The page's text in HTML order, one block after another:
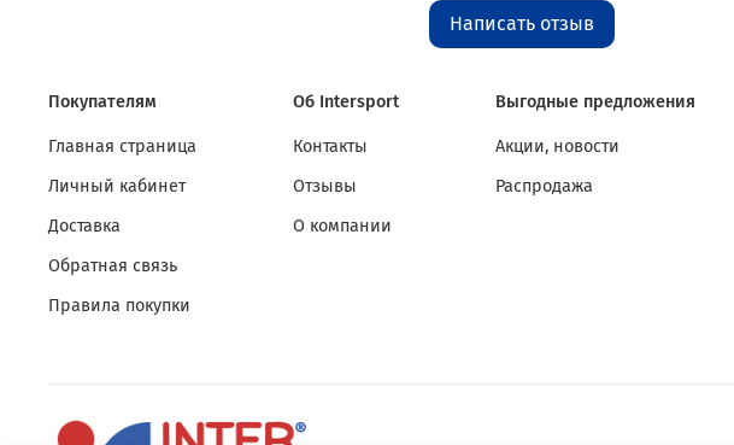
Написать отзыв
Покупателям
Главная страница
Личный кабинет
Доставка
Обратная связь
Правила покупки
Об Intersport
Контакты
Отзывы
О компании
Выгодные предложения
Акции, новости
Распродажа